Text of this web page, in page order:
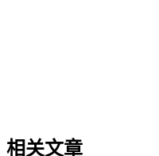
相关文章